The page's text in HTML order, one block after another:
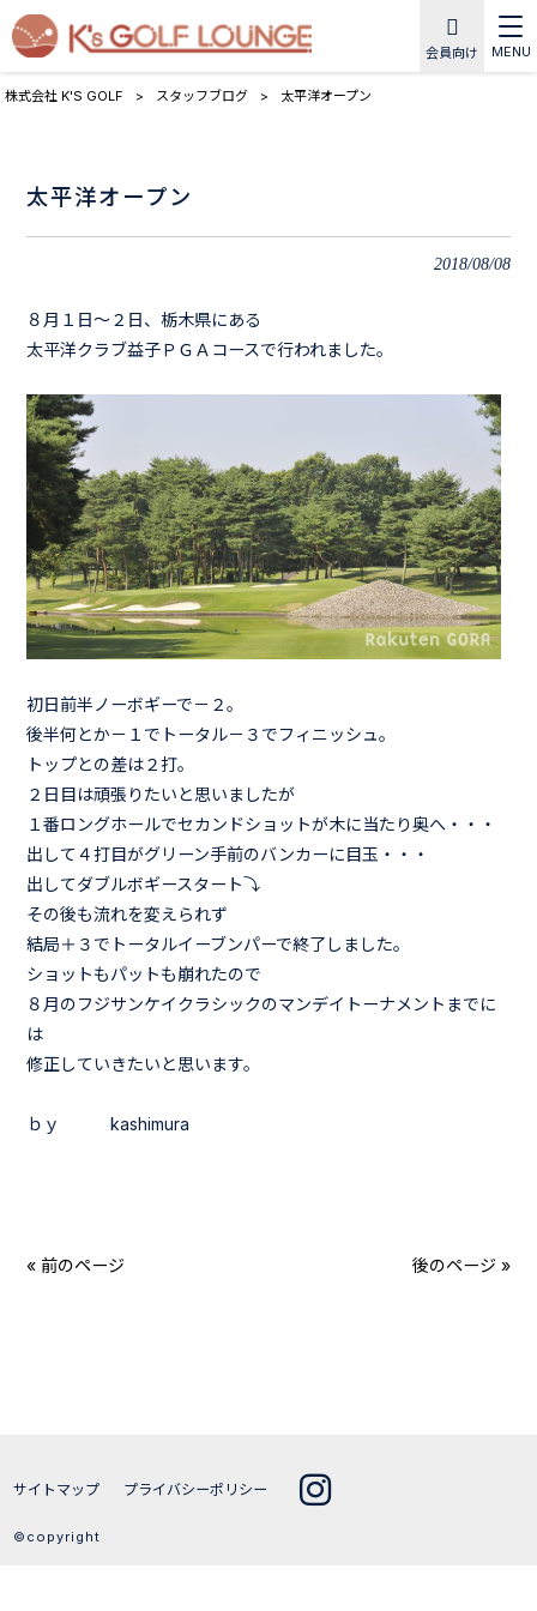
会員向け MENU
株式会社 K'S GOLF > スタッフブログ > 太平洋オープン
太平洋オープン
2018/08/08
８月１日～２日、栃木県にある
太平洋クラブ益子ＰＧＡコースで行われました。
初日前半ノーボギーで－２。
後半何とか－１でトータル－３でフィニッシュ。
トップとの差は２打。
２日目は頑張りたいと思いましたが
１番ロングホールでセカンドショットが木に当たり奥へ・・・
出して４打目がグリーン手前のバンカーに目玉・・・
出してダブルボギースタート⤵
その後も流れを変えられず
結局＋３でトータルイーブンパーで終了しました。
ショットもパットも崩れたので
８月のフジサンケイクラシックのマンデイトーナメントまでに
は
修正していきたいと思います。
ｂｙ kashimura
« 前のページ 後のページ »
サイトマップ プライバシーポリシー
©copyright